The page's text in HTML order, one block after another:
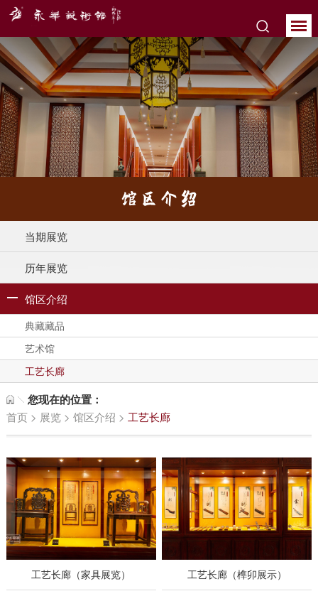
馆区介绍
当期展览
历年展览
馆区介绍
典藏藏品
艺术馆
工艺长廊
您现在的位置：
首页 > 展览> 馆区介绍 > 工艺长廊
工艺长廊（家具展览） 工艺长廊（榫卯展示）